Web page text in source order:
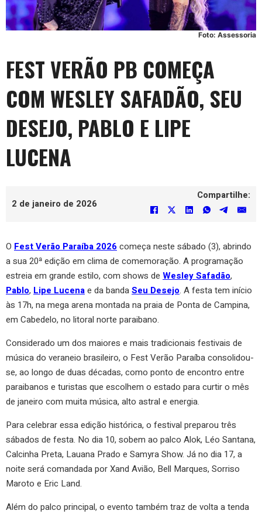
Foto: Assessoria
FEST VERÃO PB COMEÇA
COM WESLEY SAFADÃO, SEU
DESEJO, PABLO E LIPE
LUCENA
2 de janeiro de 2026
Compartilhe:
O Fest Verão Paraíba 2026começa neste sábado (3), abrindo
a sua 20ª edição em clima de comemoração. A programação
estreia em grande estilo, com shows de Wesley Safadão,
Pablo, Lipe Lucenae da bandaSeu Desejo. A festa tem início
às 17h, na mega arena montada na praia de Ponta de Campina,
em Cabedelo, no litoral norte paraibano.
Considerado um dos maiores e mais tradicionais festivais de
música do veraneio brasileiro, o Fest Verão Paraíba consolidou-
se, ao longo de duas décadas, como ponto de encontro entre
paraibanos e turistas que escolhem o estado para curtir o mês
de janeiro com muita música, alto astral e energia.
Para celebrar essa edição histórica, o festival preparou três
sábados de festa. No dia 10, sobem ao palco Alok, Léo Santana,
Calcinha Preta, Lauana Prado e Samyra Show. Já no dia 17, a
noite será comandada por Xand Avião, Bell Marques, Sorriso
Maroto e Eric Land.
Além do palco principal, o evento também traz de volta a tenda